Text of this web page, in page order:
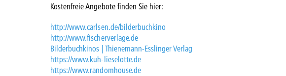
Kostenfreie Angebote finden Sie hier:
http://www.carlsen.de/bilderbuchkino
http://www.fischerverlage.de
Bilderbuchkinos | Thienemann-Esslinger Verlag
https://www.kuh-lieselotte.de
https://www.randomhouse.de